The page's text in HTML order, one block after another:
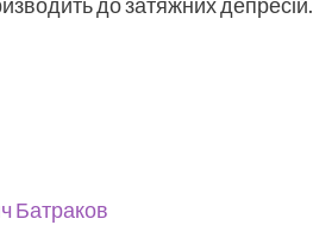
Батраков